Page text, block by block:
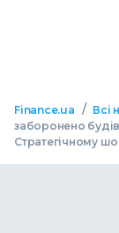
Finance.ua / Всі
заборонено
Стратегічному